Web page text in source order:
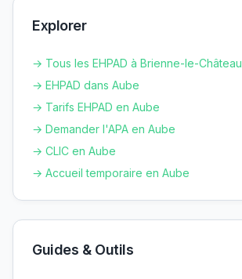
Explorer
→ Tous les EHPAD à Brienne-le-Château
→ EHPAD dans Aube
→ Tarifs EHPAD en Aube
→ Demander l'APA en Aube
→ CLIC en Aube
→ Accueil temporaire en Aube
Guides & Outils